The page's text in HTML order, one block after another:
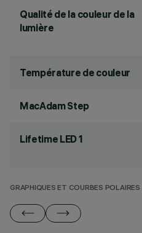
Qualité de la couleur de la
lumière
Température de couleur
MacAdam Step
Lifetime LED 1
GRAPHIQUES ET COURBES POLAIRES